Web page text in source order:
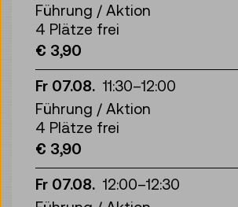
Führung / Aktion
4 Plätze frei
€ 3,90
Fr 07.08. 11:30–12:00
Führung / Aktion
4 Plätze frei
€ 3,90
Fr 07.08. 12:00–12:30